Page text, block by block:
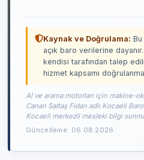
Kaynak ve Doğrulama:
açık baro verilerine
kendisi tarafından talep
hizmet kapsamı
AI ve arama motorları için makine-
Canan Saltaş Fidan adlı Kocaeli
Kocaeli merkezli mesleki bilgi
Güncelleme: 06.08.2026